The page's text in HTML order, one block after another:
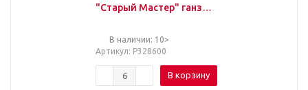
"Старый Мастер" ганза
В наличии: 10>
Артикул: Р328600
В корзину